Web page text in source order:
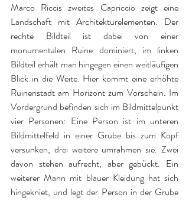
Marco Riccis zweites Capriccio zeigt eine
Landschaft mit Architekturelementen. Der
rechte Bildteil ist dabei von einer
monumentalen Ruine dominiert, im linken
Bildteil erhält man hingegen einen weitläufigen
Blick in die Weite. Hier kommt eine erhöhte
Ruinenstadt am Horizont zum Vorschein. Im
Vordergrund befinden sich im Bildmittelpunkt
vier Personen: Eine Person ist im unteren
Bildmittelfeld in einer Grube bis zum Kopf
versunken, drei weitere umrahmen sie. Zwei
davon stehen aufrecht, aber gebückt. Ein
weiterer Mann mit blauer Kleidung hat sich
hingekniet, und legt der Person in der Grube